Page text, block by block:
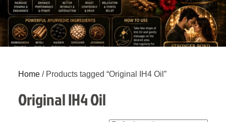
Home / Products tagged “Original IH4 Oil”
Original IH4 Oil